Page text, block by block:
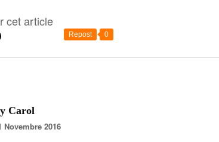
cet article
Repost 0
Carol
Novembre 2016